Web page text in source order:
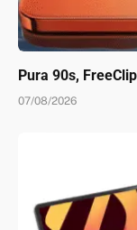
Pura 90s,
07/08/2026